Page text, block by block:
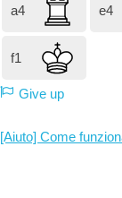
a4 e4
f1
Give up
[Aiuto] Come